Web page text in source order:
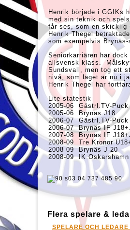
Henrik började i GGIKs
med sin teknik och
får ses, som en skicklig
Henrik Thegel
som exempelvis
Seniorkarriären har
allsvensk klass.
Sundsvall, men tog ett
nivå, som läget är nu i
Henrik Thegel har
Lite statestik
2005-06
2005-06 Brynäs
2006-07
2006-07 Brynäs IF
2007-08 Brynäs IF
2008-09 Tre Kronor
2008-09 Brynäs J-
2008-09 IK
Flera spelare &
OCH LEDARE I GGIK NEW